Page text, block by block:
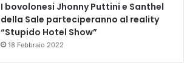
I bovolonesi Jhonny Puttini e Santhel
della Sale parteciperanno al reality
“Stupido Hotel Show”
18 Febbraio 2022